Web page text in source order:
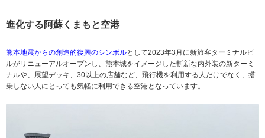
進化する阿蘇くまもと空港
熊本地震からの創造的復興のシンボルとして2023年3月に新旅客ターミナルビ
ルがリニューアルオープンし、熊本城をイメージした斬新な内外装の新ターミ
ナルや、展望デッキ、30以上の店舗など、飛行機を利用する人だけでなく、搭
乗しない人にとっても気軽に利用できる空港となっています。